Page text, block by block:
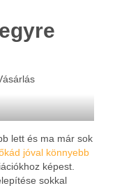
lett és ma már sok
jóval könnyebb
képest.
sokkal